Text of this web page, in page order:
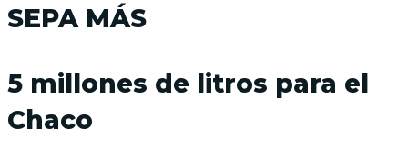
SEPA MÁS
5 millones de litros para el
Chaco